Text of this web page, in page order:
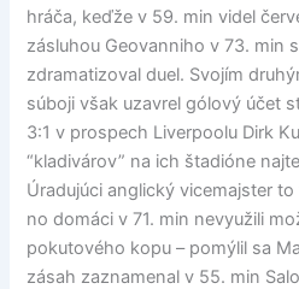
hráča, keďže v 59. min videl
zásluhou Geovanniho v 73. min
zdramatizoval duel. Svojím
súboji však uzavrel gólový účet
3:1 v prospech Liverpoolu Dirk
“kladivárov” na ich štadióne
Úradujúci anglický vicemajster
no domáci v 71. min nevyužili
pokutového kopu – pomýlil sa
zásah zaznamenal v 55. min